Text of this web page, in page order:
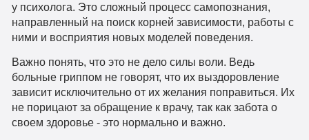
у психолога. Это сложный процесс самопознания,
направленный на поиск корней зависимости, работы с
ними и восприятия новых моделей поведения.
Важно понять, что это не дело силы воли. Ведь
больные гриппом не говорят, что их выздоровление
зависит исключительно от их желания поправиться. Их
не порицают за обращение к врачу, так как забота о
своем здоровье - это нормально и важно.